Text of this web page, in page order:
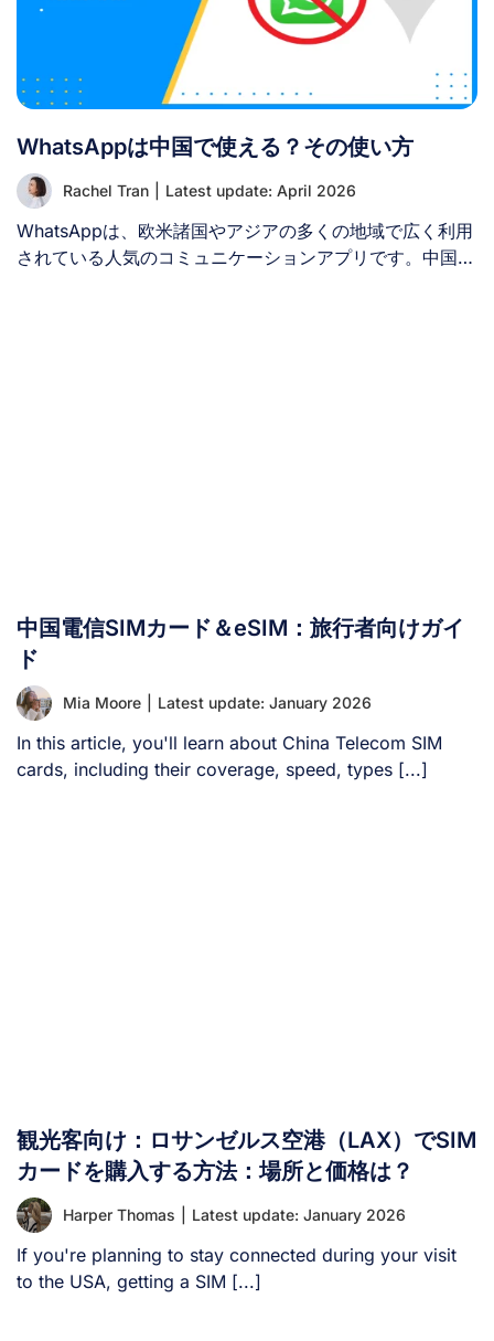
到着時、端末は自動的にT-Mobileの提携ネットワーク
（通常は中国移動または中国聯通）に接続します。 一
方、中国のeSIMは物理SIMカードを使用せずにモバイルデ
ータプランを即時ダウンロードできるデジタルSIMカード
ます。 以下に中国旅行におけるeSIMとT-Mobileローミン
グの簡易比較を示します。 Factor トラベルeSIM T-
Mobileローミング 購入方法 出発前/出発後にオンライン
で購入 現在のプランに組み込み済み；オプションの追加
パス 互換性 [...]
WhatsAppは中国で使える？その使い方
Rachel Tran Latest update: April 2026
WhatsAppは、欧米諸国やアジアの多くの地域で広く利用
されている人気のコミュニケーションアプリです。中国へ
グレート・ファイアウォール」によって、引き続きブロッ
クされています。 その結果、中国に滞在している際、
WhatsAppはサーバーに接続できず、通常の中国のインタ
ーネット接続を使用している限り、ユーザーはメッセージ
の送受信、通話、その他の機能を利用することができませ
ん。 中国でWhatsAppは使えますか？ はい、中国でも
WhatsAppは利用可能です。ただし、VPN（仮想プライベ
れるため、中国ではなくその場所から閲覧しているかのよ
うに見えます。これにより、WhatsAppやその他のブロッ
クされたサービスに通常通りアクセスできるようになりま
す。 中国でのVPN利用により、WhatsAppやGoogle、
Facebookなどのブロックされたアプリにアクセスできま
す。 [...]
中国電信SIMカード＆eSIM：旅行者向けガイ
ド
Mia Moore Latest update: January 2026
In this article, you'll learn about China Telecom SIM
cards, including their coverage, speed, types [...]
観光客向け：ロサンゼルス空港（LAX）でSIM
カードを購入する方法：場所と価格は？
Harper Thomas Latest update: January 2026
If you're planning to stay connected during your visit
to the USA, getting a SIM [...]